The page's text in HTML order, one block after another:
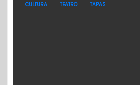
CULTURA TEATRO TAPAS